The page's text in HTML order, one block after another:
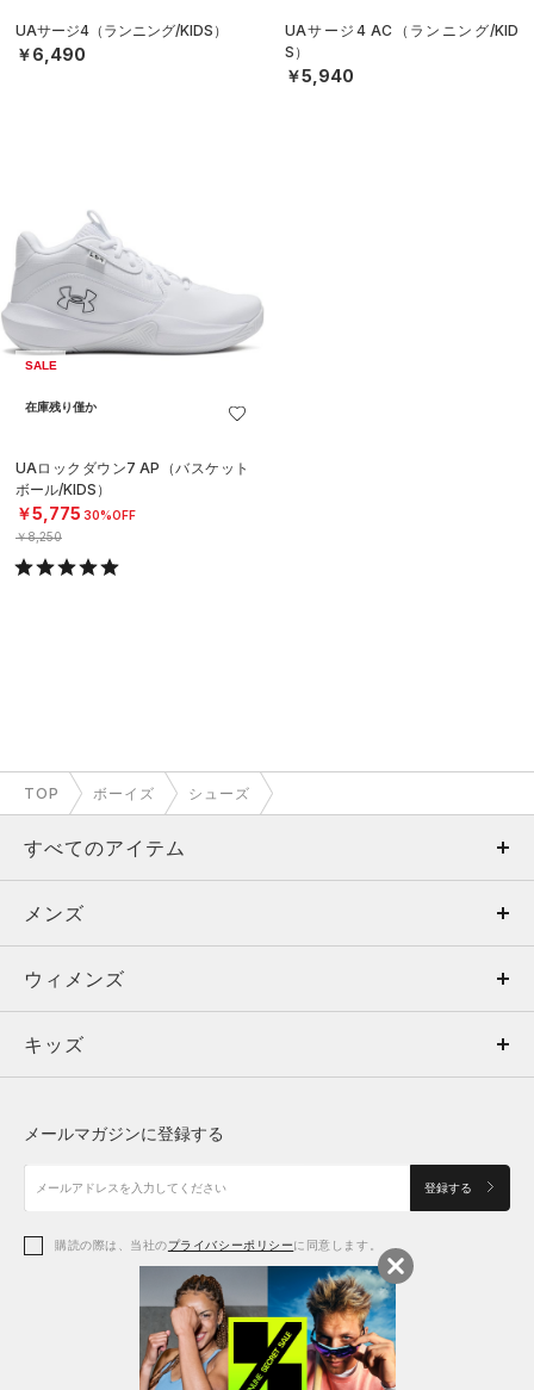
UAサージ4（ランニング/KIDS）
￥6,490
UAサージ4 AC（ランニング/KID
S）
￥5,940
SALE
在庫残り僅か
UAロックダウン7 AP（バスケット
ボール/KIDS）
￥5,775 30%OFF
￥8,250
TOP ボーイズ シューズ
すべてのアイテム
メンズ
ウィメンズ
キッズ
アクセサリー
メンズ
トップス
ボトムス
アクセサリー
ウィメンズ
トップス
シューズ
アクセサリー
レギンス＆タイツ
キッズ
シューズ
メールマガジンに登録する
登録する
購読の際は、当社のプライバシーポリシーに同意します。